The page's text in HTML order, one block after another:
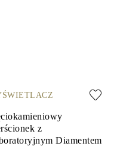
z
Diamentem